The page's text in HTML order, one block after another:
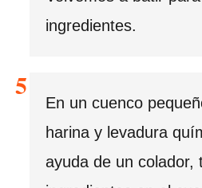
ingredientes.
En un cuenco
harina y levadura
ayuda de un colador,